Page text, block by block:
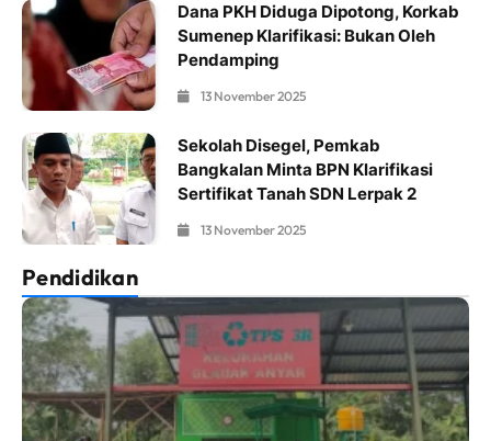
Dana PKH Diduga Dipotong, Korkab
Sumenep Klarifikasi: Bukan Oleh
Pendamping
13 November 2025
Sekolah Disegel, Pemkab
Bangkalan Minta BPN Klarifikasi
Sertifikat Tanah SDN Lerpak 2
13 November 2025
Pendidikan